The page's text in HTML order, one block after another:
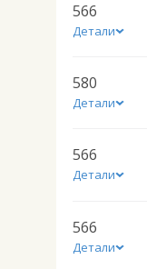
566
Детали
580
Детали
566
Детали
566
Детали